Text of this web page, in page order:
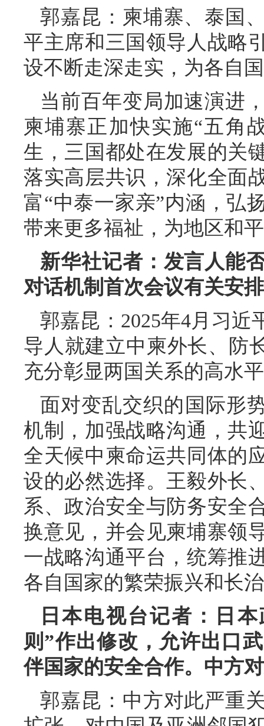
郭嘉昆：柬埔寨、泰国
平主席和三国领导人战略
设不断走深走实，为各自
当前百年变局加速演进
柬埔寨正加快实施“五角
生，三国都处在发展的关
落实高层共识，深化全面
富“中泰一家亲”内涵，弘
带来更多福祉，为地区和
新华社记者：发言人能
对话机制首次会议有关安
郭嘉昆：2025年4月习
导人就建立中柬外长、防
充分彰显两国关系的高水
面对变乱交织的国际形
机制，加强战略沟通，共
全天候中柬命运共同体的
设的必然选择。王毅外长
系、政治安全与防务安全
换意见，并会见柬埔寨领
一战略沟通平台，统筹推
各自国家的繁荣振兴和长
日本电视台记者：日
则”作出修改，允许出口
伴国家的安全合作。中方
郭嘉昆：中方对此严重